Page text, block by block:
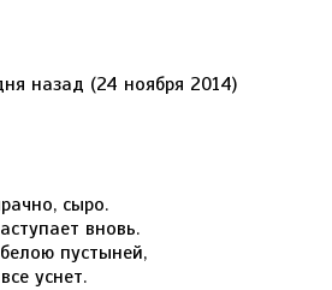
назад (24 ноября 2014)
сыро.
вновь.
пустыней,
уснет.